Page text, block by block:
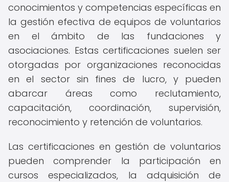
conocimientos y competencias específicas en
la gestión efectiva de equipos de voluntarios
en el ámbito de las fundaciones y
asociaciones. Estas certificaciones suelen ser
otorgadas por organizaciones reconocidas
en el sector sin fines de lucro, y pueden
abarcar áreas como reclutamiento,
capacitación, coordinación, supervisión,
reconocimiento y retención de voluntarios.
Las certificaciones en gestión de voluntarios
pueden comprender la participación en
cursos especializados, la adquisición de